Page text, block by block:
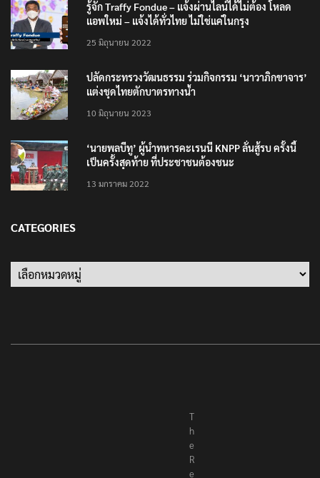
รู้จัก Traffy Fondue – แจ้งผ่านไลน์ได้ไม่ต้อง โหลด
แอพใหม่ – แจ้งได้ทั่วไทย ไม่ใช่แค่ในกรุง
25 มิถุนายน 2022
ปลัดกระทรวงวัฒนธรรม ร่วมกิจกรรม ‘นาวาภิกขาจาร’
แต่งชุดไทยตักบาตรทางน้ำ
10 มิถุนายน 2023
‘นายพลบีทู’ ผู้นำทหารคะเรนนี KNPP ลั่นสู้รบ ครั้งนี้
เป็นครั้งสุดท้าย ที่ประชาชนต้องชนะ
13 มกราคม 2022
CATEGORIES
Categories
T
h
e
R
e